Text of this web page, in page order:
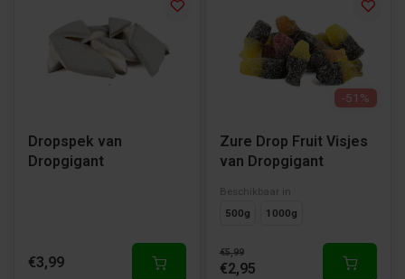
Dropspek van
Dropgigant
€3,99
-51%
Zure Drop Fruit Visjes
van Dropgigant
Beschikbaar in
500g
1000g
€5,99
€2,95